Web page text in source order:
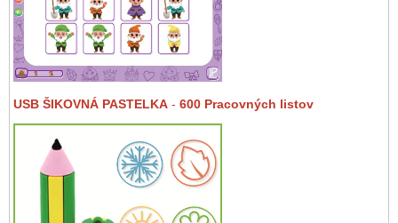
USB ŠIKOVNÁ PASTELKA - 600 Pracovných listov